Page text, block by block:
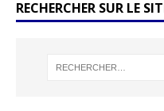
RECHERCHER SUR LE